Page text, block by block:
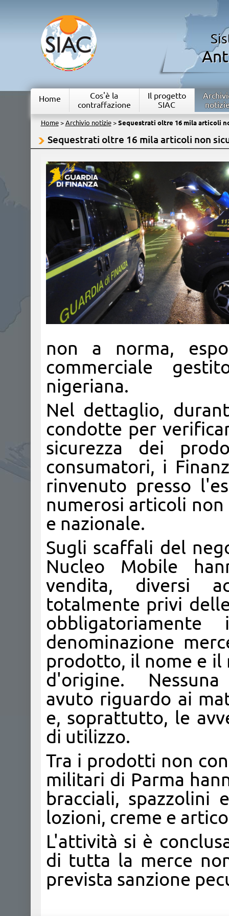
Home
Cos'è la
contraffazione
Il progetto
SIAC
Home> Archivio notizie> Sequestrati oltre 16 mila articoli
Sequestrati oltre 16 mila articoli non
non a norma,
commerciale
nigeriana.
Nel dettaglio,
condotte per
sicurezza dei
consumatori, i
rinvenuto presso
numerosi articoli
e nazionale.
Sugli scaffali del
Nucleo Mobile
vendita, diversi
totalmente privi
denominazione
prodotto, il nome e il
d'origine. Nessuna
avuto riguardo ai
e, soprattutto, le
di utilizzo.
Tra i prodotti non
militari di Parma
bracciali, spazzolini
lozioni, creme e
L'attività si è
di tutta la merce
prevista sanzione